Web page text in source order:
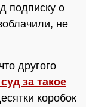
подписку о
не
другого
за такое
коробок